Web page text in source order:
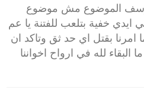
الموضوع مش موضوع
خفية بتلعب للفتنة يا عم
بقتل اي حد ثق وتاكد ان
لله في ارواح اخواننا